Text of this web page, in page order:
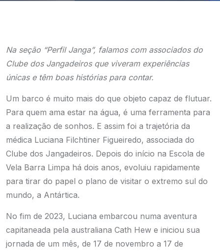
Na seção “Perfil Janga”, falamos com associados do
Clube dos Jangadeiros que viveram experiências
únicas e têm boas histórias para contar.
Um barco é muito mais do que objeto capaz de flutuar.
Para quem ama estar na água, é uma ferramenta para
a realização de sonhos. E assim foi a trajetória da
médica Luciana Filchtiner Figueiredo, associada do
Clube dos Jangadeiros. Depois do início na Escola de
Vela Barra Limpa há dois anos, evoluiu rapidamente
para tirar do papel o plano de visitar o extremo sul do
mundo, a Antártica.
No fim de 2023, Luciana embarcou numa aventura
capitaneada pela australiana Cath Hew e iniciou sua
jornada de um mês, de 17 de novembro a 17 de